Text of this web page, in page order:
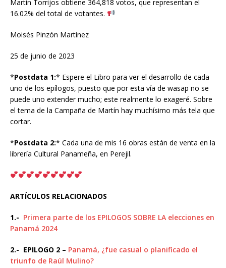
Martín Torrijos obtiene 364,818 votos, que representan el
16.02% del total de votantes.
Moisés Pinzón Martínez
25 de junio de 2023
*Postdata 1:* Espere el Libro para ver el desarrollo de cada
uno de los epílogos, puesto que por esta vía de wasap no se
puede uno extender mucho; este realmente lo exageré. Sobre
el tema de la Campaña de Martín hay muchísimo más tela que
cortar.
*Postdata 2:* Cada una de mis 16 obras están de venta en la
librería Cultural Panameña, en Perejil.
ARTÍCULOS RELACIONADOS
1.- Primera parte de los EPILOGOS SOBRE LA elecciones en
Panamá 2024
2.- EPILOGO 2 – Panamá, ¿fue casual o planificado el
triunfo de Raúl Mulino?